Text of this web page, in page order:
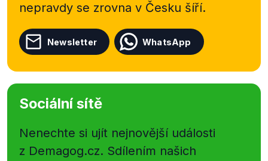
nepravdy se zrovna v Česku šíří.
Newsletter WhatsApp
Sociální sítě
Nenechte si ujít nejnovější události
z Demagog.cz. Sdílením našich